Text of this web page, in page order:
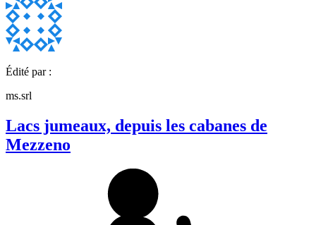
Édité par :
ms.srl
Lacs jumeaux, depuis les cabanes de
Mezzeno